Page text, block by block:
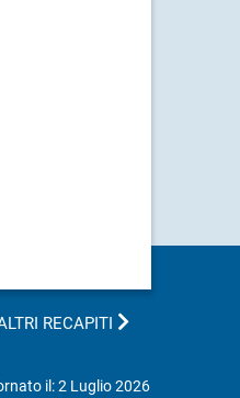
RECAPITI
il: 2 Luglio 2026